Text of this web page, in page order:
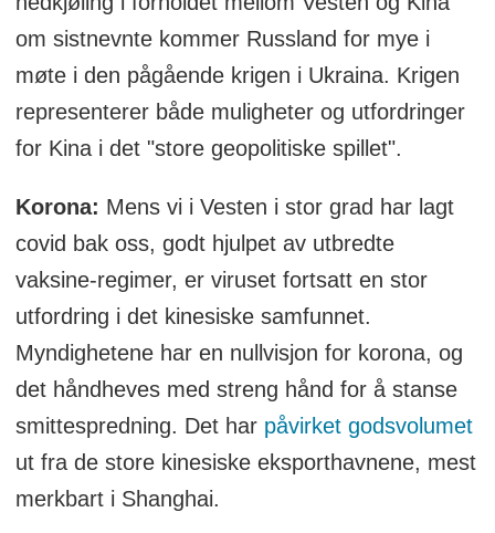
om sistnevnte kommer Russland for mye i
møte i den pågående krigen i Ukraina. Krigen
representerer både muligheter og utfordringer
for Kina i det "store geopolitiske spillet".
Korona: Mens vi i Vesten i stor grad har lagt
covid bak oss, godt hjulpet av utbredte
vaksine-regimer, er viruset fortsatt en stor
utfordring i det kinesiske samfunnet.
Myndighetene har en nullvisjon for korona, og
det håndheves med streng hånd for å stanse
smittespredning. Det har påvirket godsvolumet
ut fra de store kinesiske eksporthavnene, mest
merkbart i Shanghai.